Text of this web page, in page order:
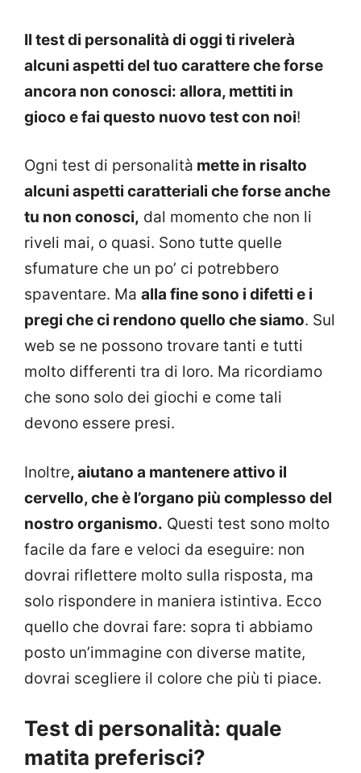
Il test di personalità di oggi ti rivelerà
alcuni aspetti del tuo carattere che forse
ancora non conosci: allora, mettiti in
gioco e fai questo nuovo test con noi!
Ogni test di personalità mette in risalto
alcuni aspetti caratteriali che forse anche
tu non conosci, dal momento che non li
riveli mai, o quasi. Sono tutte quelle
sfumature che un po’ ci potrebbero
spaventare. Ma alla fine sono i difetti e i
pregi che ci rendono quello che siamo. Sul
web se ne possono trovare tanti e tutti
molto differenti tra di loro. Ma ricordiamo
che sono solo dei giochi e come tali
devono essere presi.
Inoltre, aiutano a mantenere attivo il
cervello, che è l’organo più complesso del
nostro organismo. Questi test sono molto
facile da fare e veloci da eseguire: non
dovrai riflettere molto sulla risposta, ma
solo rispondere in maniera istintiva. Ecco
quello che dovrai fare: sopra ti abbiamo
posto un’immagine con diverse matite,
dovrai scegliere il colore che più ti piace.
Test di personalità: quale
matita preferisci?